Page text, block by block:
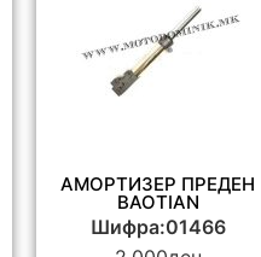
АМОРТИЗЕР ПРЕДЕН
BAOTIAN
Шифра:01466